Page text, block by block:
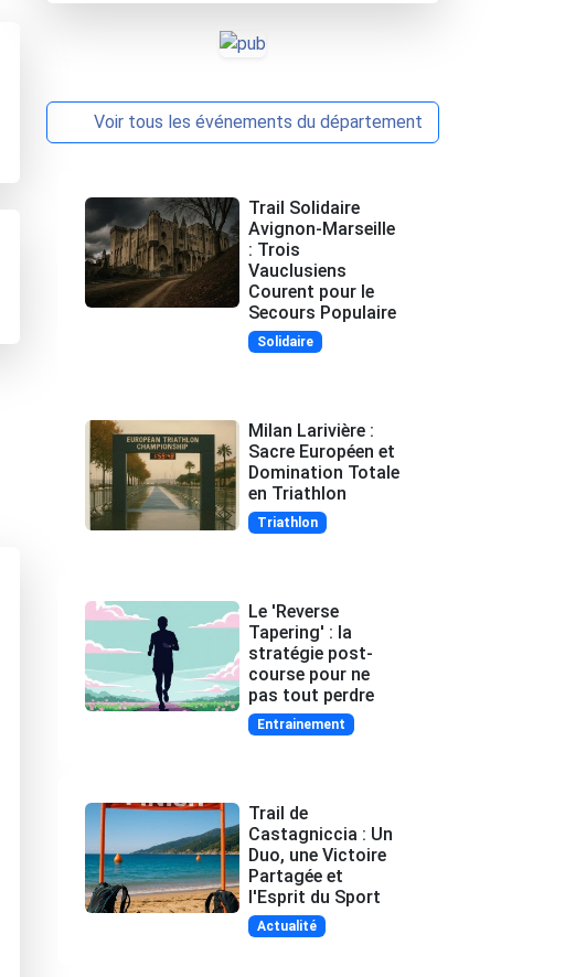
Voir tous les événements du département
Trail Solidaire
Avignon-Marseille
: Trois
Vauclusiens
Courent pour le
Secours Populaire
Solidaire
Milan Larivière :
Sacre Européen et
Domination Totale
en Triathlon
Triathlon
Le 'Reverse
Tapering' : la
stratégie post-
course pour ne
pas tout perdre
Entrainement
Trail de
Castagniccia : Un
Duo, une Victoire
Partagée et
l'Esprit du Sport
Actualité